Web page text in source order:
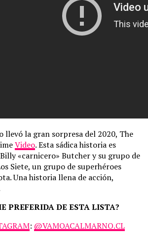
llevó la gran sorpresa del 2020, The
Video. Esta sádica historia es
«carnicero» Butcher y su grupo de
Siete, un grupo de superhéroes
Una historia llena de acción,
PREFERIDA DE ESTA LISTA?
: @VAMOACALMARNO.CL